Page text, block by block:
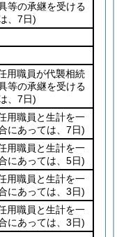
等の承継を受ける
、7日)
用職員が代襲相続
等の承継を受ける
、7日)
用職員と生計を一
にあっては、7日)
用職員と生計を一
にあっては、5日)
用職員と生計を一
にあっては、3日)
用職員と生計を一
にあっては、3日)